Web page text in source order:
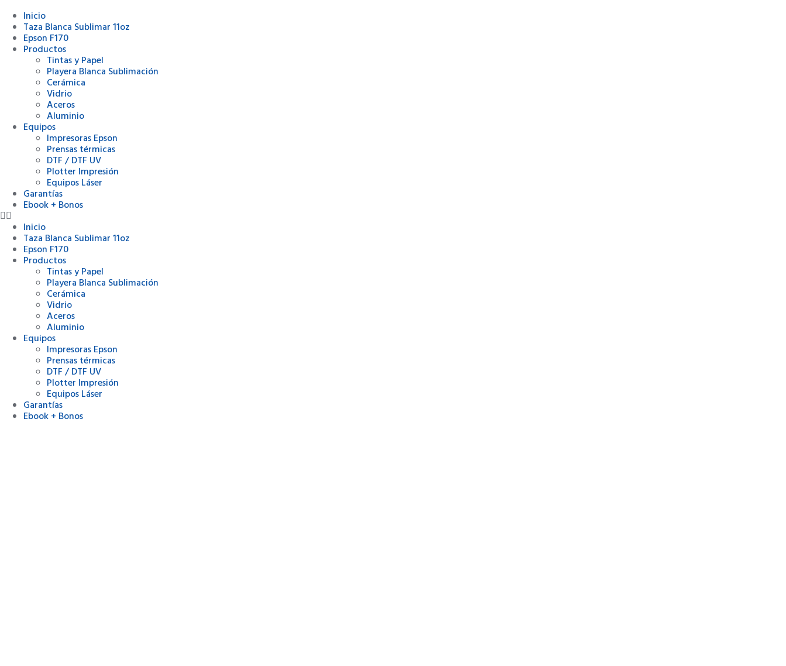
Inicio
Taza Blanca Sublimar 11oz
Epson F170
Productos
Tintas y Papel
Playera Blanca Sublimación
Cerámica
Vidrio
Aceros
Aluminio
Equipos
Impresoras Epson
Prensas térmicas
DTF / DTF UV
Plotter Impresión
Equipos Láser
Garantías
Ebook + Bonos
Inicio
Taza Blanca Sublimar 11oz
Epson F170
Productos
Tintas y Papel
Playera Blanca Sublimación
Cerámica
Vidrio
Aceros
Aluminio
Equipos
Impresoras Epson
Prensas térmicas
DTF / DTF UV
Plotter Impresión
Equipos Láser
Garantías
Ebook + Bonos